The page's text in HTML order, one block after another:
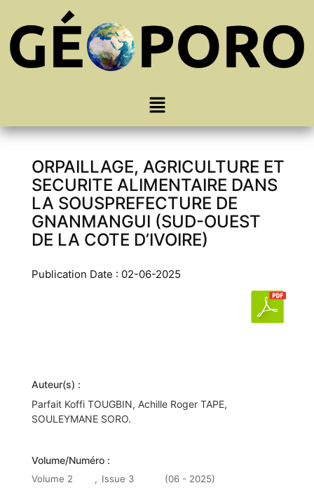
ORPAILLAGE, AGRICULTURE ET
SECURITE ALIMENTAIRE DANS
LA SOUSPREFECTURE DE
GNANMANGUI (SUD-OUEST
DE LA COTE D’IVOIRE)
Publication Date : 02-06-2025
Auteur(s) :
Parfait Koffi TOUGBIN, Achille Roger TAPE,
SOULEYMANE SORO.
Volume/Numéro :
Volume 2 , Issue 3 (06 - 2025)